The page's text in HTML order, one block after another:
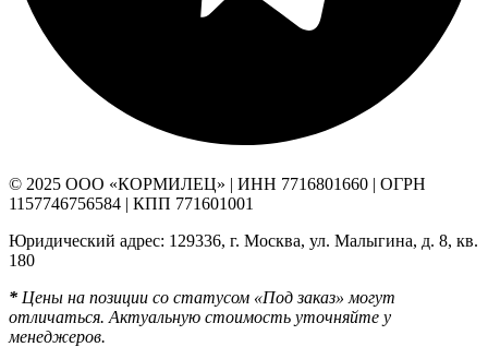
© 2025 ООО «КОРМИЛЕЦ» | ИНН 7716801660 | ОГРН
1157746756584 | КПП 771601001
Юридический адрес: 129336, г. Москва, ул. Малыгина, д. 8, кв.
180
* Цены на позиции со статусом «Под заказ» могут
отличаться. Актуальную стоимость уточняйте у
менеджеров.